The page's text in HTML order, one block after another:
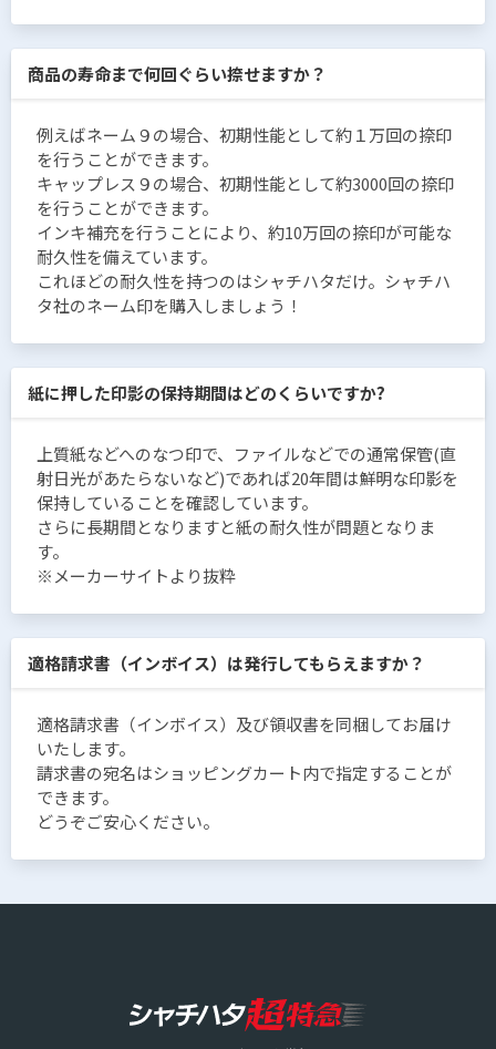
商品の寿命まで何回ぐらい捺せますか？
例えばネーム９の場合、初期性能として約１万回の捺印
を行うことができます。
キャップレス９の場合、初期性能として約3000回の捺印
を行うことができます。
インキ補充を行うことにより、約10万回の捺印が可能な
耐久性を備えています。
これほどの耐久性を持つのはシャチハタだけ。シャチハ
タ社のネーム印を購入しましょう！
紙に押した印影の保持期間はどのくらいですか?
上質紙などへのなつ印で、ファイルなどでの通常保管(直
射日光があたらないなど)であれば20年間は鮮明な印影を
保持していることを確認しています。
さらに長期間となりますと紙の耐久性が問題となりま
す。
※メーカーサイトより抜粋
適格請求書（インボイス）は発行してもらえますか？
適格請求書（インボイス）及び領収書を同梱してお届け
いたします。
請求書の宛名はショッピングカート内で指定することが
できます。
どうぞご安心ください。